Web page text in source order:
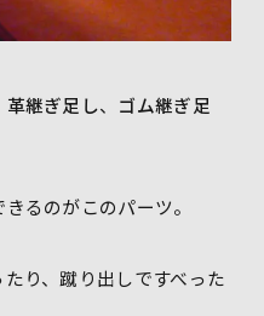
革継ぎ足し、 ゴム継ぎ足
るのがこのパーツ。
り、蹴り出しですべった